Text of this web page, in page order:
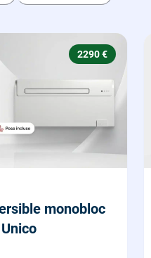
2290 €
monobloc